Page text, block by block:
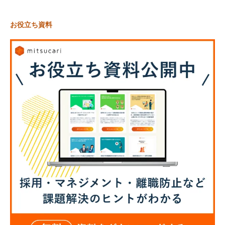
お役立ち資料